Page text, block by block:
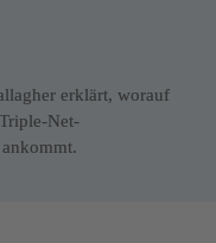
erklärt, worauf
Net-